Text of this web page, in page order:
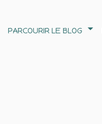
PARCOURIR LE BLOG